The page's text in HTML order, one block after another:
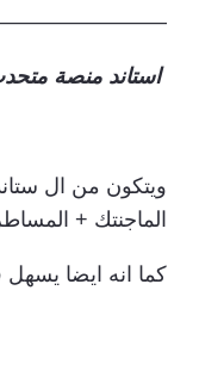
استاند منصة
ويتكون من ال
الماجنتك +
كما انه ايضا يسهل